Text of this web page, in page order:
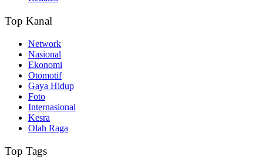
Top Kanal
Network
Nasional
Ekonomi
Otomotif
Gaya Hidup
Foto
Internasional
Kesra
Olah Raga
Top Tags